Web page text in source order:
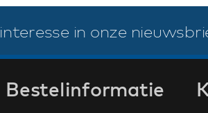
interesse in onze
Bestelinformatie